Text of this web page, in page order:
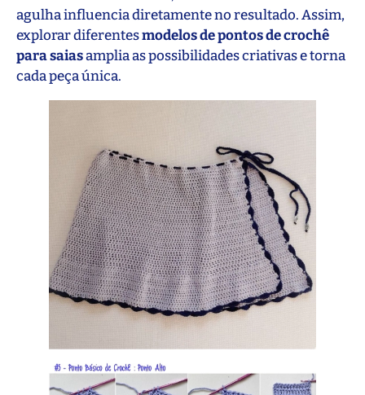
agulha influencia diretamente no resultado. Assim,
explorar diferentesmodelos de pontos de crochê
para saiasamplia as possibilidades criativas e torna
cada peça única.